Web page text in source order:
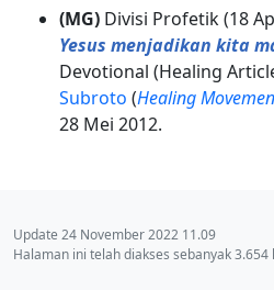
(MG)Divisi Profetik (18
Yesus menjadikan kita
Devotional (Healing
Subroto (Healing
28 Mei 2012.
Update 24 November 2022 11.09
Halaman ini telah diakses sebanyak 3.654